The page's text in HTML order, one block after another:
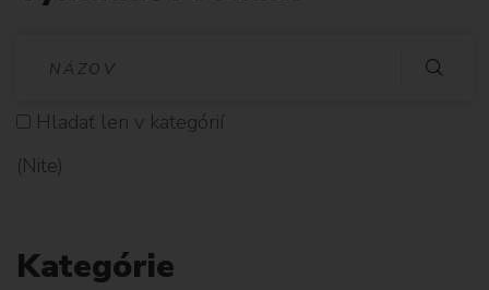
D
Hladať len v kategórií
(Nite)
Kategórie